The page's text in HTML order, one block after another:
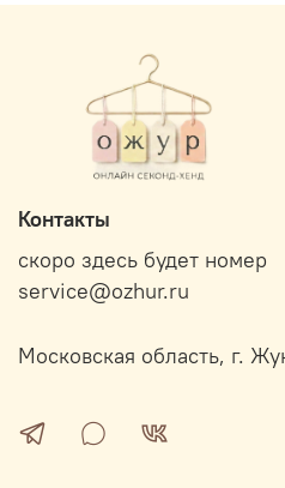
Контакты
скоро здесь будет номер
service@ozhur.ru
Московская область, г.